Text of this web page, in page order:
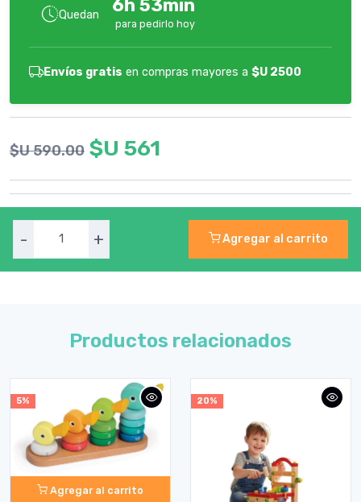
Quedan 6h 53min
para pedirlo hoy
Envíos gratis en compras mayores a $U 2500
$U 590.00 $U 561
- + Agregar al carrito
Productos relacionados
5%
Agregar al carrito
20%